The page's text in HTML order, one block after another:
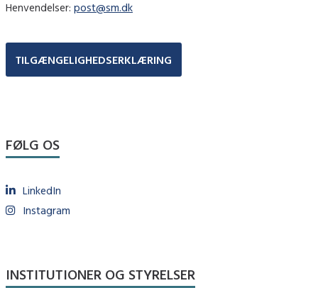
Henvendelser: post@sm.dk
TILGÆNGELIGHEDSERKLÆRING
FØLG OS
LinkedIn
Instagram
INSTITUTIONER OG STYRELSER